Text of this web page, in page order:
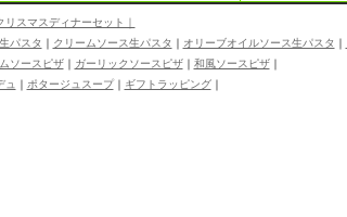
リスマスディナーセット｜
パスタ ｜ クリームソース生パスタ ｜ オリーブオイルソース生パスタ ｜
ソースピザ｜ ガーリックソースピザ｜ 和風ソースピザ｜
ュ ｜ ポタージュスープ｜ ギフトラッピング｜